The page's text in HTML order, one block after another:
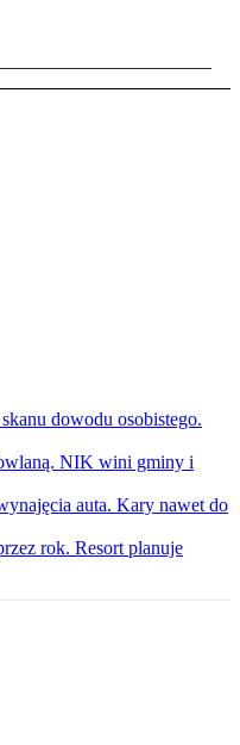
dowodu osobistego.
NIK wini gminy i
auta. Kary nawet do
rok. Resort planuje